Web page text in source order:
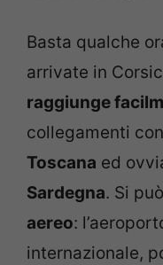
Basta qualche
arrivate in
raggiunge
collegamenti
Toscana ed
Sardegna. Si
aereo:
internazionale,